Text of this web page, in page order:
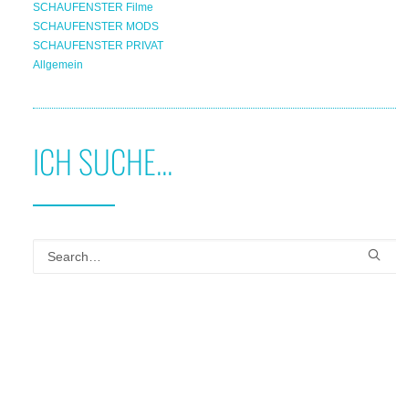
SCHAUFENSTER Filme
SCHAUFENSTER MODS
SCHAUFENSTER PRIVAT
Allgemein
ICH SUCHE...